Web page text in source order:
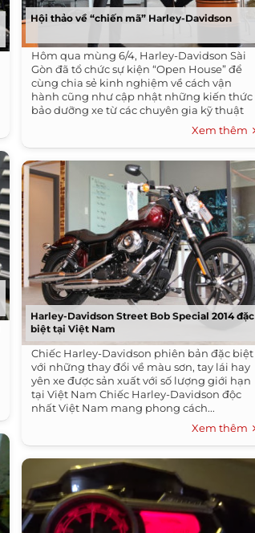
Hội thảo về “chiến mã” Harley-Davidson
Hôm qua mùng 6/4, Harley-Davidson Sài
Gòn đã tổ chức sự kiện “Open House” để
cùng chia sẻ kinh nghiệm về cách vận
hành cũng như cập nhật những kiến thức
bảo dưỡng xe từ các chuyên gia kỹ thuật
Xem thêm
Harley-Davidson Street Bob Special 2014 đặc
biệt tại Việt Nam
Chiếc Harley-Davidson phiên bản đặc biệt
với những thay đổi về màu sơn, tay lái hay
yên xe được sản xuất với số lượng giới hạn
tại Việt Nam Chiếc Harley-Davidson độc
nhất Việt Nam mang phong cách...
Xem thêm